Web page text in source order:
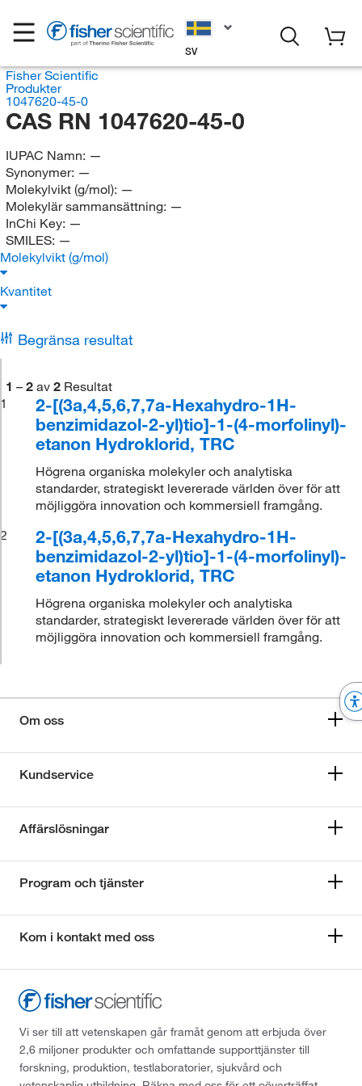
SV
Fisher Scientific
Produkter
1047620-45-0
CAS RN 1047620-45-0
IUPAC Namn: —
Synonymer: —
Molekylvikt (g/mol): —
Molekylär sammansättning: —
InChi Key: —
SMILES: —
Molekylvikt (g/mol)
Kvantitet
Begränsa resultat
1 – 2 av 2 Resultat
1
2-[(3a,4,5,6,7,7a-Hexahydro-1H-
benzimidazol-2-yl)tio]-1-(4-morfolinyl)-
etanon Hydroklorid, TRC
Högrena organiska molekyler och analytiska
standarder, strategiskt levererade världen över för att
möjliggöra innovation och kommersiell framgång.
2
2-[(3a,4,5,6,7,7a-Hexahydro-1H-
benzimidazol-2-yl)tio]-1-(4-morfolinyl)-
etanon Hydroklorid, TRC
Högrena organiska molekyler och analytiska
standarder, strategiskt levererade världen över för att
möjliggöra innovation och kommersiell framgång.
Om oss
Kundservice
Affärslösningar
Program och tjänster
Kom i kontakt med oss
Vi ser till att vetenskapen går framåt genom att erbjuda över
2,6 miljoner produkter och omfattande supporttjänster till
forskning, produktion, testlaboratorier, sjukvård och